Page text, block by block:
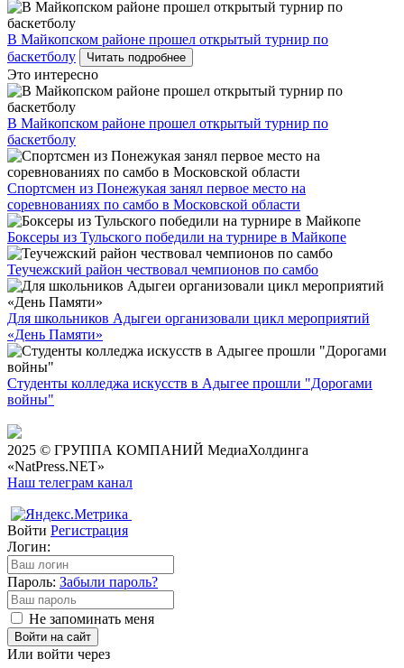
В Майкопском районе прошел открытый турнир по
баскетболу
Читать подробнее
Это интересно
В Майкопском районе прошел открытый турнир по
баскетболу
Спортсмен из Понежукая занял первое место на
соревнованиях по самбо в Московской области
Боксеры из Тульского победили на турнире в Майкопе
Теучежский район чествовал чемпионов по самбо
Для школьников Адыгеи организовали цикл мероприятий
«День Памяти»
Студенты колледжа искусств в Адыгее прошли "Дорогами
войны"
2025 © ГРУППА КОМПАНИЙ МедиаХолдинга
«NatPress.NET»
Наш телеграм канал
Войти Регистрация
Логин:
Пароль: Забыли пароль?
Не запоминать меня
Войти на сайт
Или войти через